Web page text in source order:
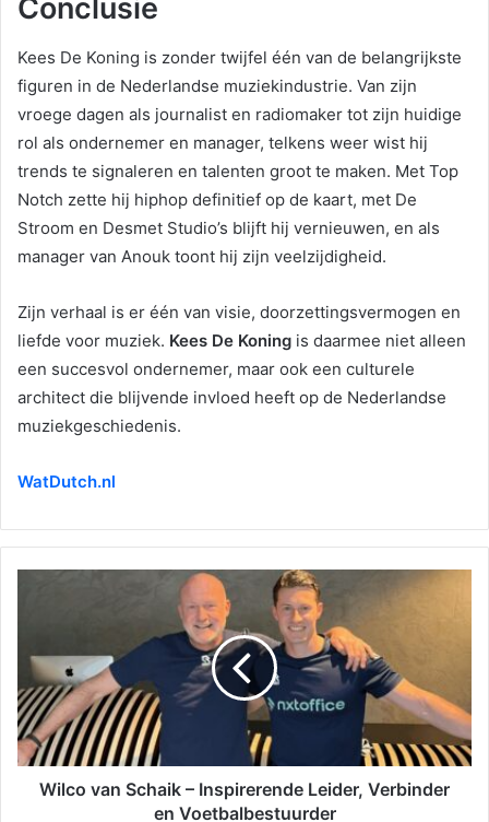
Conclusie
Kees De Koning is zonder twijfel één van de belangrijkste
figuren in de Nederlandse muziekindustrie. Van zijn
vroege dagen als journalist en radiomaker tot zijn huidige
rol als ondernemer en manager, telkens weer wist hij
trends te signaleren en talenten groot te maken. Met Top
Notch zette hij hiphop definitief op de kaart, met De
Stroom en Desmet Studio’s blijft hij vernieuwen, en als
manager van Anouk toont hij zijn veelzijdigheid.
Zijn verhaal is er één van visie, doorzettingsvermogen en
liefde voor muziek. Kees De Koning is daarmee niet alleen
een succesvol ondernemer, maar ook een culturele
architect die blijvende invloed heeft op de Nederlandse
muziekgeschiedenis.
WatDutch.nl
Wilco van Schaik – Inspirerende Leider, Verbinder
en Voetbalbestuurder